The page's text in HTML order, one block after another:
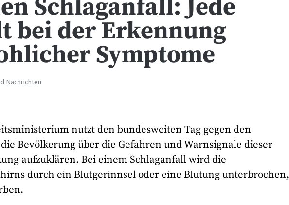
Schlaganfall: Jede
bei der Erkennung
Symptome
Nachrichten
nutzt den bundesweiten Tag gegen den
Bevölkerung über die Gefahren und Warnsignale dieser
aufzuklären. Bei einem Schlaganfall wird die
durch ein Blutgerinnsel oder eine Blutung unterbrochen,